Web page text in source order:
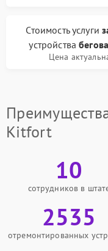
Стоимость услуги
устройства
Цена
Kitfort
10
сотрудников в
2535
отремонтированных